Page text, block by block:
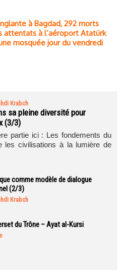
à Bagdad, 292 morts
attentats à l’aéroport Atatürk
mosquée jour du vendredi
Krabch
sa pleine diversité pour
(3/3)
partie ici : Les fondements du
les civilisations à la lumière de
comme modèle de dialogue
(2/3)
Krabch
du Trône – Ayat al-Kursi